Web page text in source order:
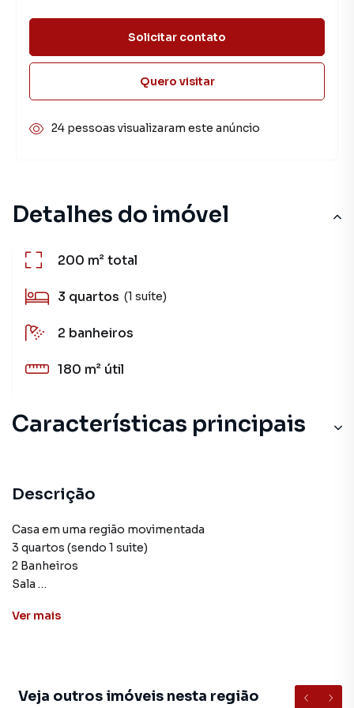
Detalhes do imóvel
200 m²total
3 quartos (1 suíte)
2 banheiros
180 m² útil
Características principais
Descrição
Casa em uma região movimentada
3 quartos (sendo 1 suite)
2 Banheiros
Sala
No fundo conta com uma edícula, tudo registrado em
Ver mais
Veja outros imóveis nesta região
Solicitar contato
Quero visitar
24 pessoas visualizaram este anúncio